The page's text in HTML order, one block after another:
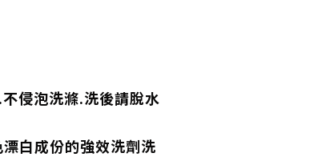
侵泡洗滌.洗後請脫水
白成份的強效洗劑洗